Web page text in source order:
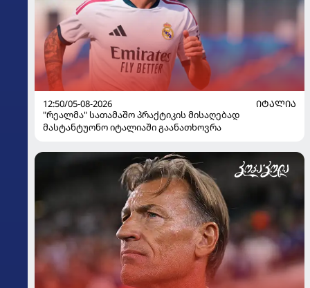
12:50/05-08-2026
ᲘᲢᲐᲚᲘᲐ
"რეალმა" სათამაშო პრაქტიკის მისაღებად
მასტანტუონო იტალიაში გაანათხოვრა